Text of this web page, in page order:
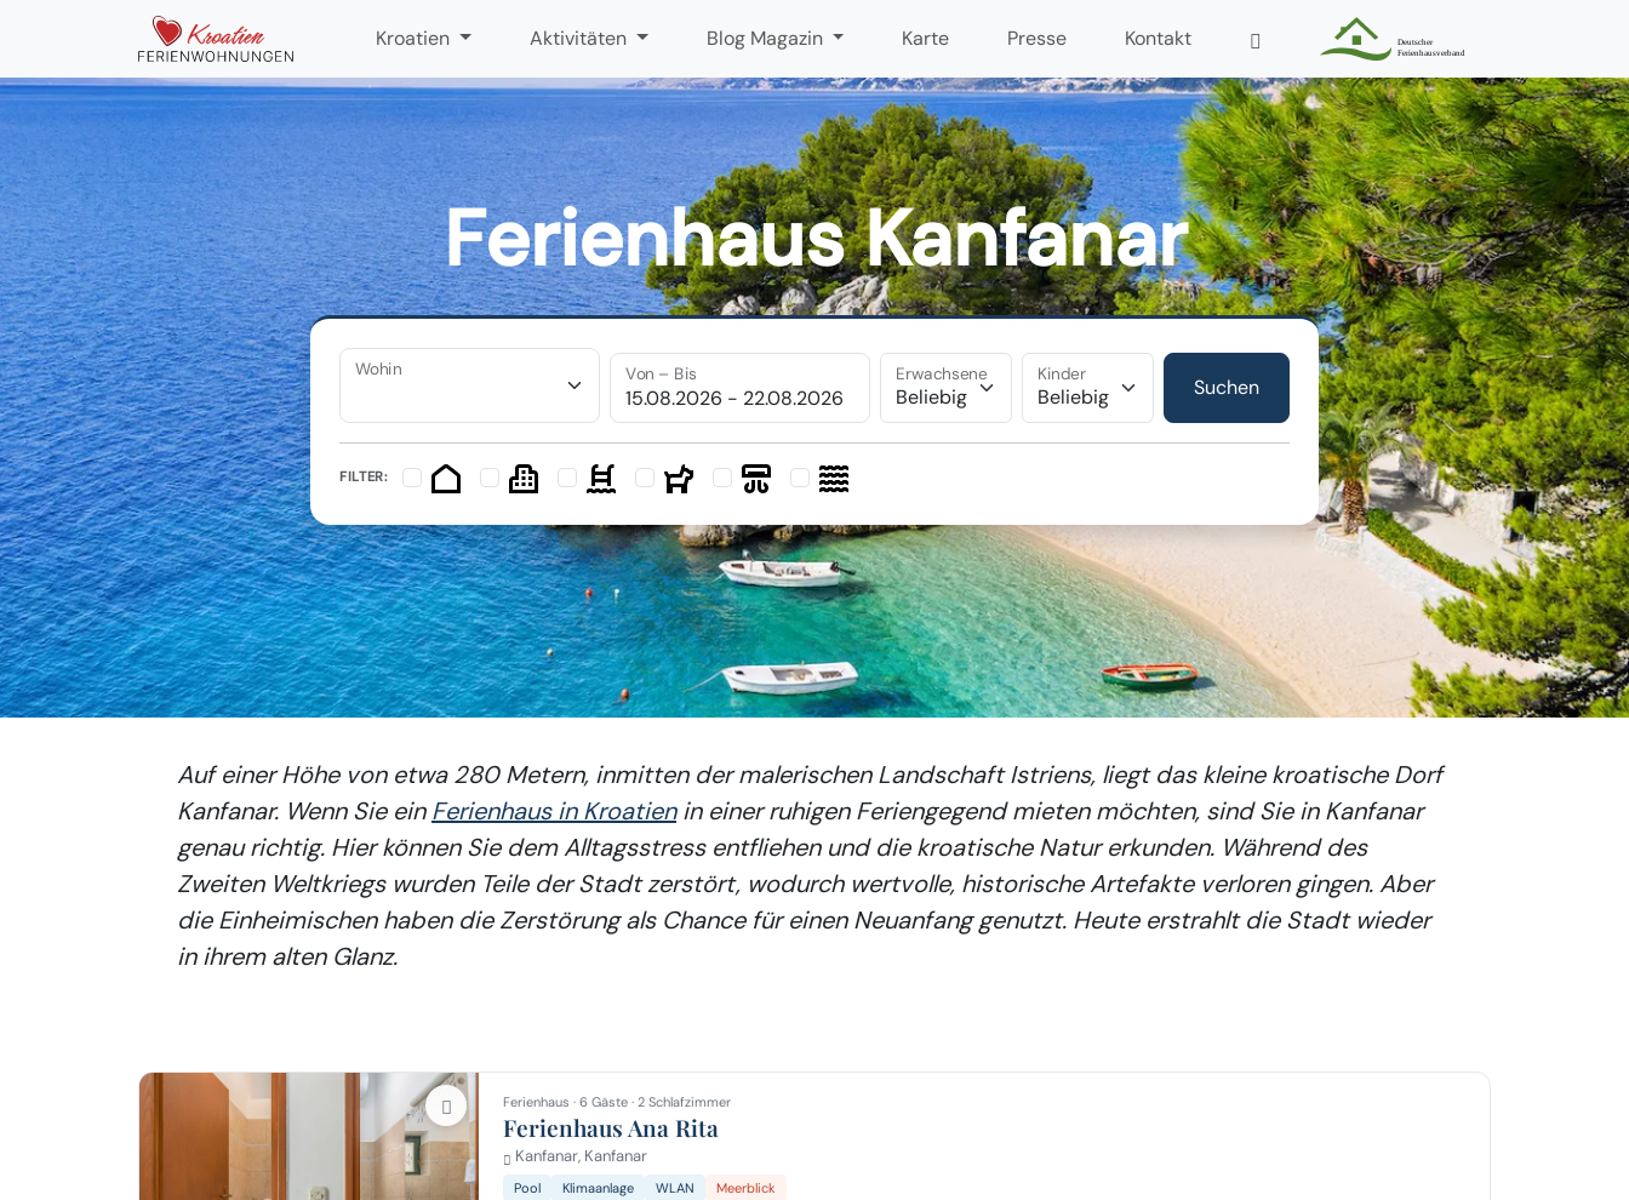
Kroatien Aktivitäten Blog Magazin Karte Presse Kontakt
Ferienhaus Kanfanar
Wohin Von – Bis Erwachsene Kinder
FILTER:
Auf einer Höhe von etwa 280 Metern, inmitten der malerischen Landschaft Istriens, liegt das kleine kroatische Dorf
Kanfanar. Wenn Sie einFerienhaus in Kroatienin einerruhigen Feriengegendmieten möchten, sind Sie in Kanfanar
genau richtig. Hier können Sie dem Alltagsstress entfliehen und die kroatische Natur erkunden. Während des
Zweiten Weltkriegs wurden Teile der Stadt zerstört, wodurch wertvolle, historische Artefakte verloren gingen. Aber
die Einheimischen haben die Zerstörung als Chance für einen Neuanfang genutzt. Heute erstrahlt die Stadt wieder
in ihrem alten Glanz.
Ferienhaus · 6 Gäste · 2 Schlafzimmer
Ferienhaus Ana Rita
Kanfanar, Kanfanar
Pool Klimaanlage WLAN Meerblick